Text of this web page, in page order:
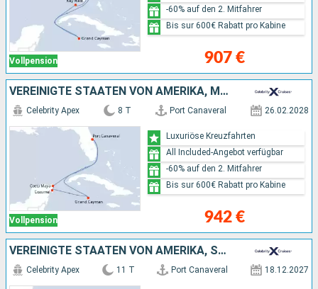
Vollpension 907 €
-60% auf den 2. Mitfahrer
Bis sur 600€ Rabatt pro Kabine
VEREINIGTE STAATEN VON AMERIKA, MEXIKO, CAYMAN ISLANDS
Vollpension
Celebrity Apex 8 T Port Canaveral 26.02.2028
942 €
Luxuriöse Kreuzfahrten
All Included-Angebot verfügbar
-60% auf den 2. Mitfahrer
Bis sur 600€ Rabatt pro Kabine
VEREINIGTE STAATEN VON AMERIKA, SAINT LUCIA, ANTIGUA UND BARBUDA
Celebrity Apex 11 T Port Canaveral 18.12.2027